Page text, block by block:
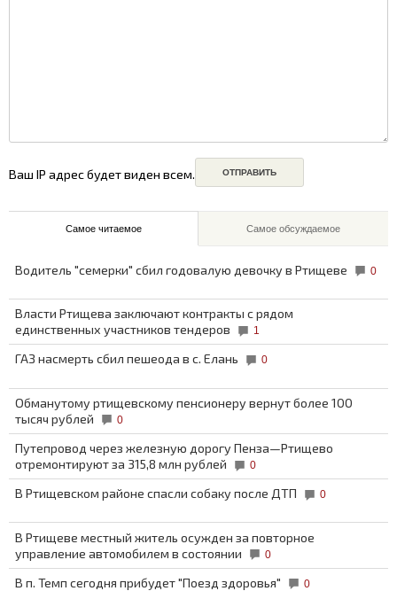
Ваш IP адрес будет виден всем.
Самое читаемое Самое обсуждаемое
Водитель "семерки" сбил годовалую девочку в Ртищеве 0
Власти Ртищева заключают контракты с рядом
единственных участников тендеров
1
ГАЗ насмерть сбил пешеода в с. Елань 0
Обманутому ртищевскому пенсионеру вернут более 100
тысяч рублей
0
Путепровод через железную дорогу Пенза—Ртищево
отремонтируют за 315,8 млн рублей
0
В Ртищевском районе спасли собаку после ДТП 0
В Ртищеве местный житель осужден за повторное
управление автомобилем в состоянии
0
В п. Темп сегодня прибудет "Поезд здоровья" 0